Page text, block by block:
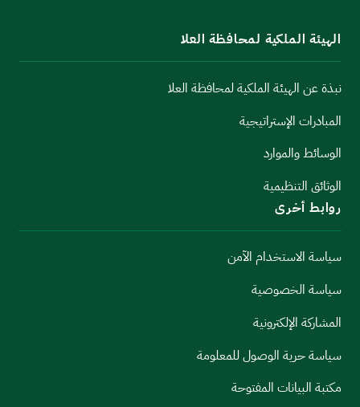
الهيئة الملكية لمحافظة العلا
نبذة عن الهيئة الملكية لمحافظة العلا
المبادرات الإستراتيجية
الوسائط والموارد
الوثائق التنظيمية
روابط أخرى
سياسة الاستخدام الآمن
سياسة الخصوصية
المشاركة الإلكترونية
سياسة حرية الوصول للمعلومة
مكتبة البيانات المفتوحة